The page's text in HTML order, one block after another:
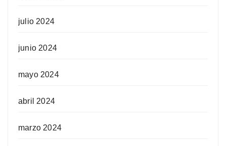
julio 2024
junio 2024
mayo 2024
abril 2024
marzo 2024